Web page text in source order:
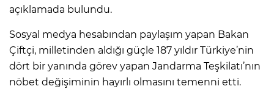
açıklamada bulundu.
Sosyal medya hesabından paylaşım yapan Bakan
Çiftçi, milletinden aldığı güçle 187 yıldır Türkiye’nin
dört bir yanında görev yapan Jandarma Teşkilatı’nın
nöbet değişiminin hayırlı olmasını temenni etti.